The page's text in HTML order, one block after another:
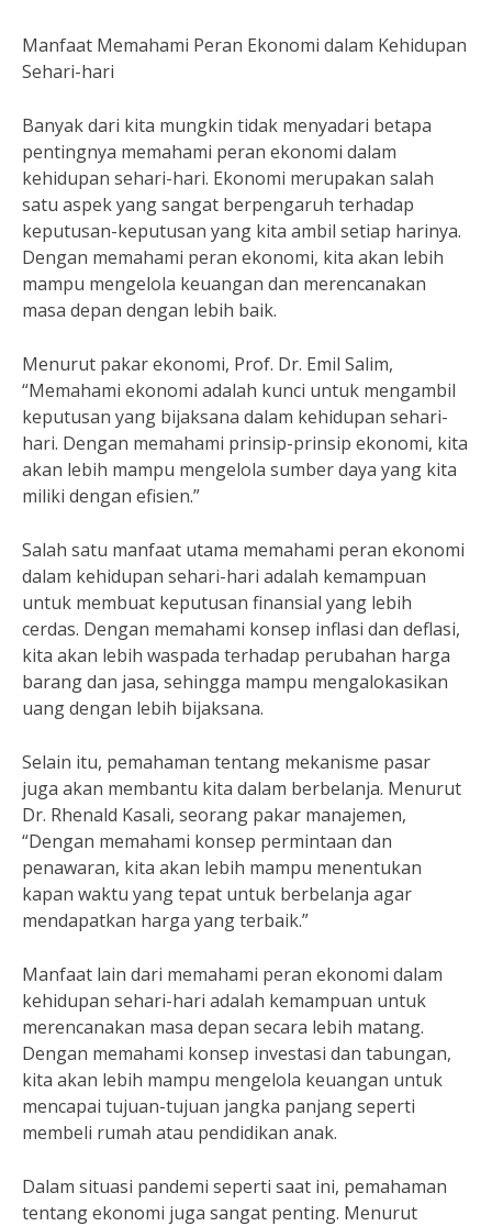
Manfaat Memahami Peran Ekonomi dalam Kehidupan
Sehari-hari
Banyak dari kita mungkin tidak menyadari betapa
pentingnya memahami peran ekonomi dalam
kehidupan sehari-hari. Ekonomi merupakan salah
satu aspek yang sangat berpengaruh terhadap
keputusan-keputusan yang kita ambil setiap harinya.
Dengan memahami peran ekonomi, kita akan lebih
mampu mengelola keuangan dan merencanakan
masa depan dengan lebih baik.
Menurut pakar ekonomi, Prof. Dr. Emil Salim,
“Memahami ekonomi adalah kunci untuk mengambil
keputusan yang bijaksana dalam kehidupan sehari-
hari. Dengan memahami prinsip-prinsip ekonomi, kita
akan lebih mampu mengelola sumber daya yang kita
miliki dengan efisien.”
Salah satu manfaat utama memahami peran ekonomi
dalam kehidupan sehari-hari adalah kemampuan
untuk membuat keputusan finansial yang lebih
cerdas. Dengan memahami konsep inflasi dan deflasi,
kita akan lebih waspada terhadap perubahan harga
barang dan jasa, sehingga mampu mengalokasikan
uang dengan lebih bijaksana.
Selain itu, pemahaman tentang mekanisme pasar
juga akan membantu kita dalam berbelanja. Menurut
Dr. Rhenald Kasali, seorang pakar manajemen,
“Dengan memahami konsep permintaan dan
penawaran, kita akan lebih mampu menentukan
kapan waktu yang tepat untuk berbelanja agar
mendapatkan harga yang terbaik.”
Manfaat lain dari memahami peran ekonomi dalam
kehidupan sehari-hari adalah kemampuan untuk
merencanakan masa depan secara lebih matang.
Dengan memahami konsep investasi dan tabungan,
kita akan lebih mampu mengelola keuangan untuk
mencapai tujuan-tujuan jangka panjang seperti
membeli rumah atau pendidikan anak.
Dalam situasi pandemi seperti saat ini, pemahaman
tentang ekonomi juga sangat penting. Menurut